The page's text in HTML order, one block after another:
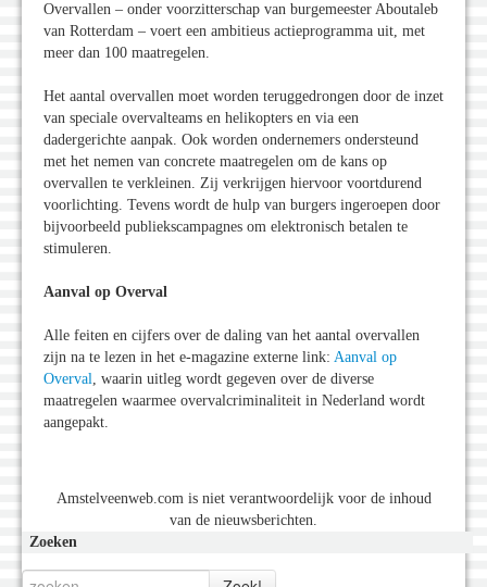
Overvallen – onder voorzitterschap van burgemeester Aboutaleb
van Rotterdam – voert een ambitieus actieprogramma uit, met
meer dan 100 maatregelen.
Het aantal overvallen moet worden teruggedrongen door de inzet
van speciale overvalteams en helikopters en via een
dadergerichte aanpak. Ook worden ondernemers ondersteund
met het nemen van concrete maatregelen om de kans op
overvallen te verkleinen. Zij verkrijgen hiervoor voortdurend
voorlichting. Tevens wordt de hulp van burgers ingeroepen door
bijvoorbeeld publiekscampagnes om elektronisch betalen te
stimuleren.
Aanval op Overval
Alle feiten en cijfers over de daling van het aantal overvallen
zijn na te lezen in het e-magazine externe link: Aanval op
Overval, waarin uitleg wordt gegeven over de diverse
maatregelen waarmee overvalcriminaliteit in Nederland wordt
aangepakt.
Amstelveenweb.com is niet verantwoordelijk voor de inhoud
van de nieuwsberichten.
Zoeken